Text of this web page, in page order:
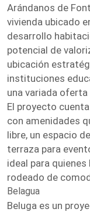
Arándanos de
vivienda ubicado
desarrollo
potencial de
ubicación
instituciones
una variada
El proyecto
con amenidades
libre, un espacio
terraza para
ideal para
rodeado de
Belagua
Beluga es un